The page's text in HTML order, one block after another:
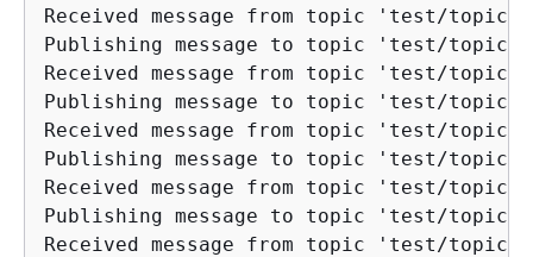
Received message from topic 'test/
Publishing message to topic 'test/
Received message from topic 'test/
Publishing message to topic 'test/
Received message from topic 'test/
Publishing message to topic 'test/
Received message from topic 'test/
Publishing message to topic 'test/
Received message from topic 'test/